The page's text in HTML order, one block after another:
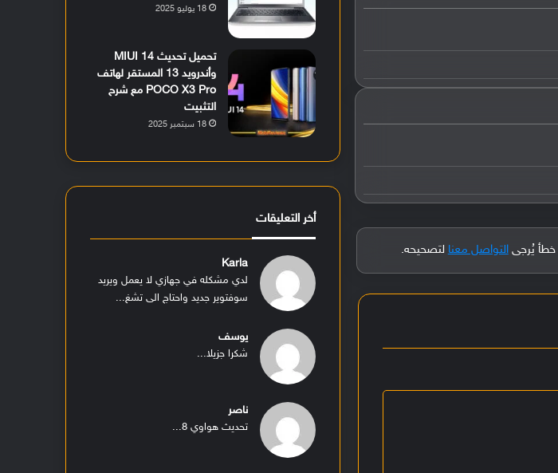
التواصل معنا لتصحيحه.
18 يوليو 2025
تحميل تحديث MIUI 14
وأندرويد 13 المستقر لهاتف
POCO X3 Pro مع شرح
التثبيت
18 سبتمبر 2025
أخر التعليقات
Karla
لدي مشكله في جهازي لا يعمل ويريد
سوفتوير جديد واحتاج الى تشغ...
يوسف
شكرا جزيلا...
ناصر
تحديث هواوي 8...